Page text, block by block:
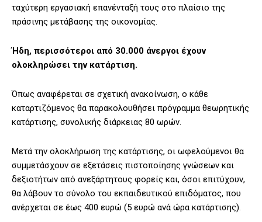
ταχύτερη εργασιακή επανένταξή τους στο πλαίσιο της
πράσινης μετάβασης της οικονομίας.
Ήδη, περισσότεροι από 30.000 άνεργοι έχουν
ολοκληρώσει την κατάρτιση.
Όπως αναφέρεται σε σχετική ανακοίνωση, ο κάθε
καταρτιζόμενος θα παρακολουθήσει πρόγραμμα θεωρητικής
κατάρτισης, συνολικής διάρκειας 80 ωρών.
Μετά την ολοκλήρωση της κατάρτισης, οι ωφελούμενοι θα
συμμετάσχουν σε εξετάσεις πιστοποίησης γνώσεων και
δεξιοτήτων από ανεξάρτητους φορείς και, όσοι επιτύχουν,
θα λάβουν το σύνολο του εκπαιδευτικού επιδόματος, που
ανέρχεται σε έως 400 ευρώ (5 ευρώ ανά ώρα κατάρτισης).